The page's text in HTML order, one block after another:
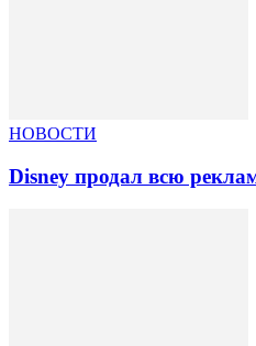
НОВОСТИ
Disney продал всю